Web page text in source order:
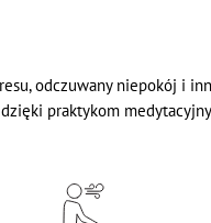
odczuwany niepokój i
praktykom